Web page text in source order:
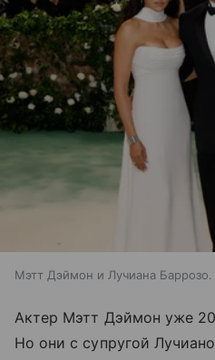
Мэтт Дэймон и Лучиана Баррозо.
Актер Мэтт Дэймон уже 20
Но они с супругой